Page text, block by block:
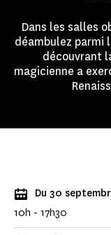
Dans les salles
déambulez parmi
découvrant
magicienne a
Du 30
10h - 17h30